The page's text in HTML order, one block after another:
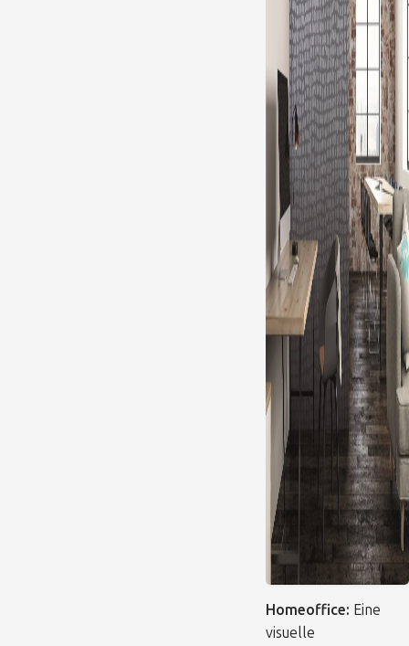
Homeoffice: Eine
visuelle